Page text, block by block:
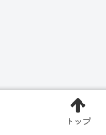
トップ